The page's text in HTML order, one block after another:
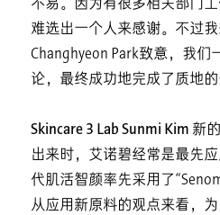
不易。因为有很多相关部门
难选出一个人来感谢。不过
Changhyeon Park致意，我
论，最终成功地完成了质地的
Skincare 3 Lab Sunmi Kim 新
出来时，艾诺碧经常是最先
代肌活智颜率先采用了
从应用新原料的观点来看，